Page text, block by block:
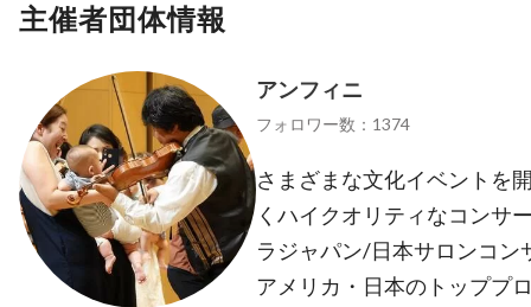
主催者団体情報
アンフィニ
フォロワー数：1374
さまざまな文化イベントを
くハイクオリティなコンサ
ラジャパン/日本サロンコン
アメリカ・日本のトッププ